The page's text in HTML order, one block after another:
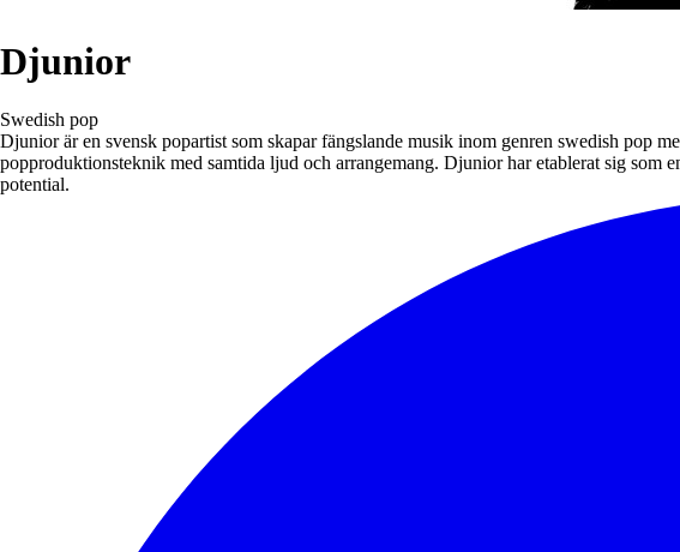
Djunior
Swedish pop
Djunior är en svensk popartist som skapar fängslande musik inom genren swedish pop
popproduktionsteknik med samtida ljud och arrangemang. Djunior har etablerat sig som
potential.